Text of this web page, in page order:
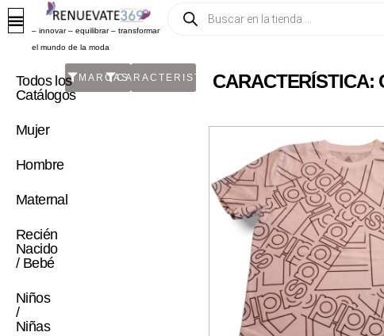
– innovar – equilibrar – transformar
el mundo de la moda
Todos los
Catálogos
Mujer
Hombre
Maternal
Recién
Nacido
/ Bebé
Niños
/
Niñas
MARCASCARACTERISTICACARACTERÍSTICA: